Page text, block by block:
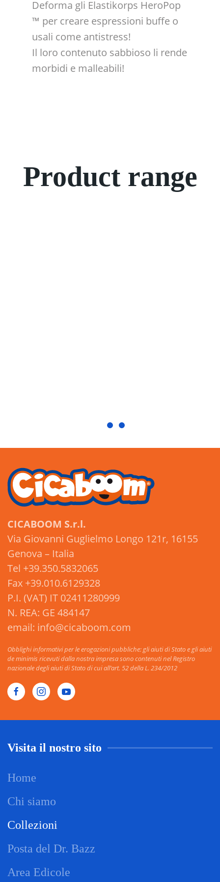
Deforma gli Elastikorps HeroPop
™ per creare espressioni buffe o
usali come antistress!
Il loro contenuto sabbioso li rende
morbidi e malleabili!
Tira gli Elastikorps HeroPop ™ in
tutte le direzioni e triplica la loro
lunghezza!
Product range
CICABOOM S.r.l.
Via Giovanni Guglielmo Longo 121r, 16155
Genova – Italia
Tel +39.350.5832065
Fax +39.010.6129328
P.I. (VAT) IT 02411280999
N. REA: GE 484147
email: info@cicaboom.com
Obblighi informativi per le erogazioni pubbliche: gli aiuti di Stato e gli aiuti
de minimis ricevuti dalla nostra impresa sono contenuti nel Registro
nazionale degli aiuti di Stato di cui all’art. 52 della L. 234/2012
Visita il nostro sito
Home
Chi siamo
Collezioni
Posta del Dr. Bazz
Area Edicole